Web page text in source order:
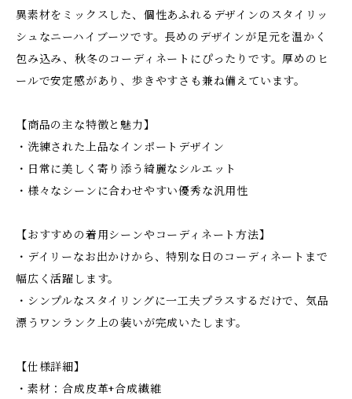
異素材をミックスした、個性あふれるデザインのスタイリッ
シュなニーハイブーツです。長めのデザインが足元を温かく
包み込み、秋冬のコーディネートにぴったりです。厚めのヒ
ールで安定感があり、歩きやすさも兼ね備えています。
【商品の主な特徴と魅力】
・洗練された上品なインポートデザイン
・日常に美しく寄り添う綺麗なシルエット
・様々なシーンに合わせやすい優秀な汎用性
【おすすめの着用シーンやコーディネート方法】
・デイリーなお出かけから、特別な日のコーディネートまで
幅広く活躍します。
・シンプルなスタイリングに一工夫プラスするだけで、気品
漂うワンランク上の装いが完成いたします。
【仕様詳細】
・素材：合成皮革+合成繊維